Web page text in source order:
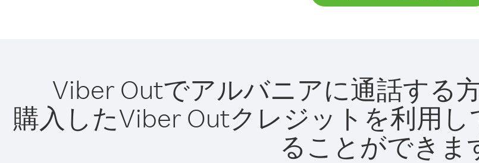
Viber Outでアルバニアに通話する
購入したViber Outクレジットを利用
ることができま